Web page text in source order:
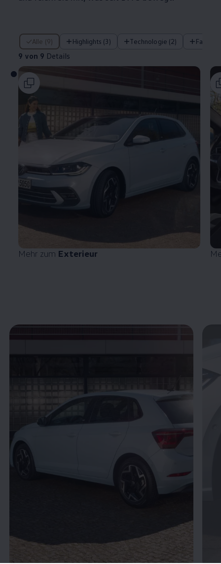
Alle (9) Highlights (3) Technologie (2)
9 von 9 Details
9 von 9 Details
Mehr zum Exterieur
Enable fullscreen mode